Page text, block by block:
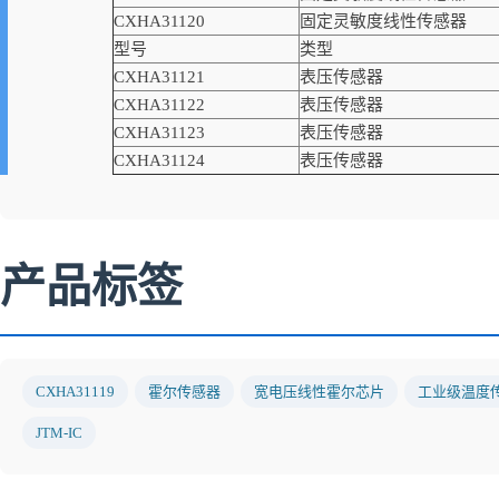
CXHA31120
固定灵敏度线性传感器
型号
类型
CXHA31121
表压传感器
CXHA31122
表压传感器
CXHA31123
表压传感器
CXHA31124
表压传感器
产品标签
CXHA31119 霍尔传感器 宽电压线性霍尔芯片 工业级温度
JTM-IC